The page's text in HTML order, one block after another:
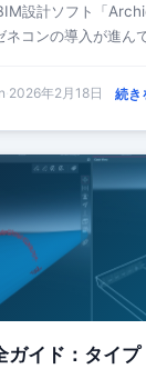
設計ソフト「
コンの導入が進ん
2026年2月18日 続
イド：タイプ